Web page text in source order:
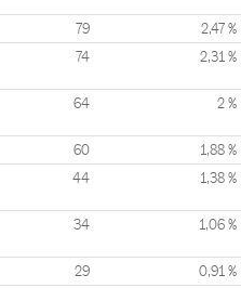
79 2,47 %
74 2,31 %
64 2 %
60 1,88 %
44 1,38 %
34 1,06 %
29 0,91 %